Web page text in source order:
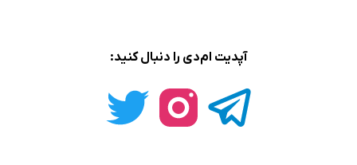
آپدیت ام‌دی را دنبال کنید: